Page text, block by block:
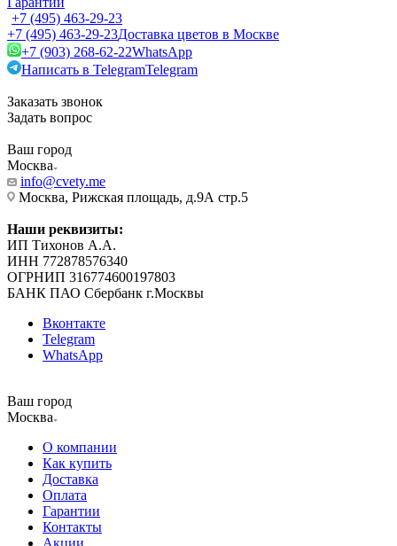
+7 (495) 463-29-23
+7 (495) 463-29-23Доставка цветов в Москве
+7 (903) 268-62-22WhatsApp
Написать в TelegramTelegram
Заказать звонок
Задать вопрос
Ваш город
Москва
info@cvety.me
Москва, Рижская площадь, д.9А стр.5
Наши реквизиты:
ИП Тихонов А.А.
ИНН 772878576340
ОГРНИП 316774600197803
БАНК ПАО Сбербанк г.Москвы
Вконтакте
Telegram
WhatsApp
Ваш город
Москва
О компании
Как купить
Доставка
Оплата
Гарантии
Контакты
Акции